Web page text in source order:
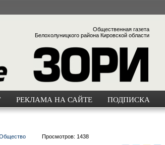
Общественная газета
Белохолуницкого района Кировской области
РЕКЛАМА НА САЙТЕ ПОДПИСКА
Просмотров: 1438